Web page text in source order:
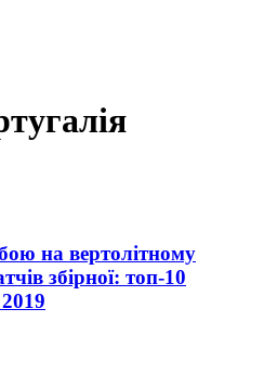
на вертолітному
збірної: топ-10